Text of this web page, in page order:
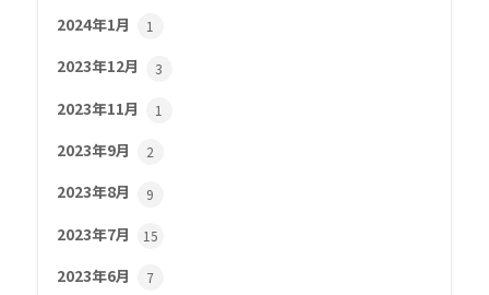
2024年1月 1
2023年12月 3
2023年11月 1
2023年9月 2
2023年8月 9
2023年7月 15
2023年6月 7